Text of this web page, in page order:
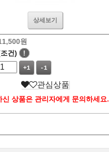
상세보기
원
건)
!
+1 -1
관심상품
신 상품은 관리자에게 문의하세요.